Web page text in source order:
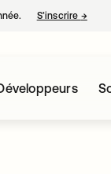
S’inscrire →